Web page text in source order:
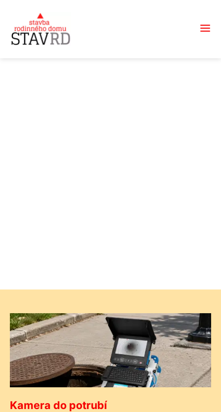
Kamera do potrubí